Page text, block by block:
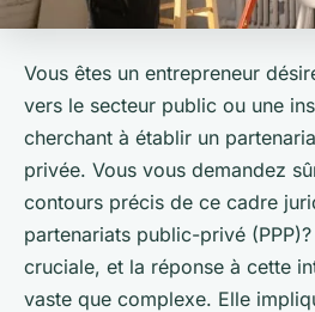
Vous êtes un entrepreneur
vers le secteur public ou une
cherchant à établir un
privée. Vous vous demandez
contours précis de ce cadre
partenariats public-privé (PPP)?
cruciale, et la réponse à cette
vaste que complexe. Elle